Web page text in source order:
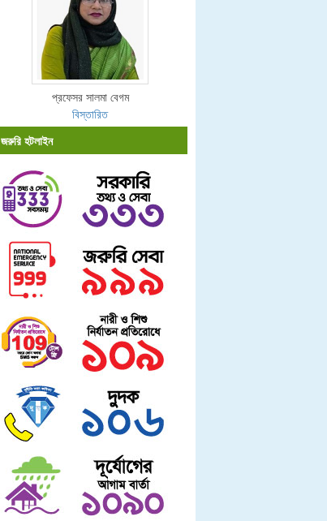
প্রফেসর সালমা বেগম
বিস্তারিত
জরুরি হটলাইন